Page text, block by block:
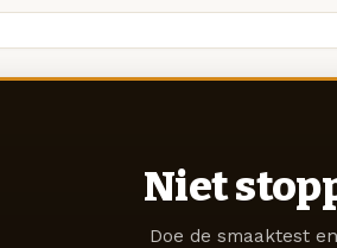
Niet
Doe de smaaktest